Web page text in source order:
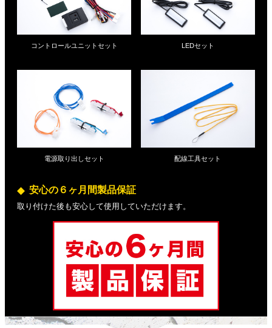
コントロールユニットセット LEDセット
電源取り出しセット 配線工具セット
安心の６ヶ月間製品保証
取り付けた後も安心して使用していただけます。